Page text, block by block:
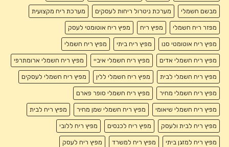
מבשם חשמלי מערכת ניטרול ריחות לעסקים מערכת ריח מקצועית
מפזר ריח חשמלי מפיץ ריח מפיץ ריח אוטומטי לעסק
מפיץ ריח אוטומטי סנו מפיץ ריח ביתי מפיץ ריח חשמלי
מפיץ ריח חשמלי אדים מפיץ ריח חשמלי איביי מפיץ ריח חשמלי ארומתרפי
מפיץ ריח חשמלי לבית מפיץ ריח חשמלי ללין מפיץ ריח חשמלי לעסקים
מפיץ ריח חשמלי מחיר מפיץ ריח חשמלי סופר פארם
מפיץ ריח חשמלי שיאומי מפיץ ריח חשמלי שמן מחיר מפיץ ריח לבית
מפיץ ריח לבית ולעסק מפיץ ריח לכנסים מפיץ ריח ללובי
מפיץ ריח למזגן ביתי מפיץ ריח למשרד מפיץ ריח לעסק